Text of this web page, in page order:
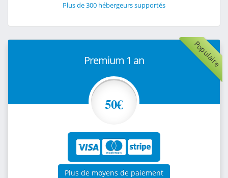
Plus de 300 hébergeurs supportés
Populaire
Premium 1 an
50€
Plus de moyens de paiement